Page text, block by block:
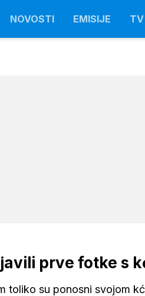
NOVOSTI EMISIJE TV
prve fotke s
toliko su ponosni svojom